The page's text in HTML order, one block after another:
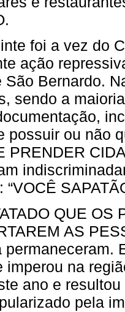
foi a vez do
ação
São Bernardo.
sendo a
possuir ou não
PRENDER
QUE OS
AS
permaneceram.
imperou na
ano e
pela